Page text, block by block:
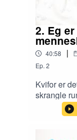
2. Eg
40:58 |
Ep. 2
Kvifor er
skrangle
medan B-
det som